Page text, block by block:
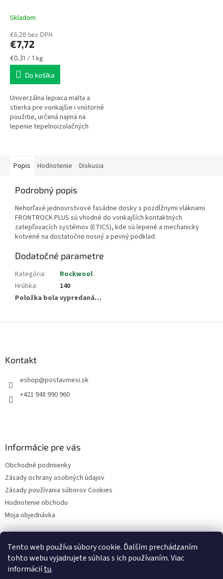
Tento web používa súbory cookie. Ďalším prechádzaním
tohto webu vyjadrujete súhlas s ich používaním. Viac
informáciítu.
Skladom
€6,28 bez DPH
€7,72
Jednotková
cena:
€0,31 / 1 kg
Do košíka
Univerzálna lepiaca malta a
stierka pre vonkajšie i vnútorné
použitie, určená najmä na
lepenie tepelnoizolačných
Popis
Hodnotenie Diskusia
Podrobný popis
Nehorľavé jednovrstvové fasádne dosky s pozdĺžnymi vláknami
FRONTROCK PLUS sú vhodné do vonkajších kontaktných
zatepľovacích systémov (ETICS), kde sú lepené a mechanicky
kotvené na dostatočne nosný a pevný podklad.
Dodatočné parametre
Kategória:
Rockwool
Hrúbka:
140
Položka bola vypredaná…
Kontakt
eshop@postavmesi.sk
+421 948 990 960
Informácie pre vás
Obchodné podmienky
Zásady ochrany osobných údajov
Zásady používania súborov Cookies
Hodnotenie obchodu
Moja objednávka
Facebook